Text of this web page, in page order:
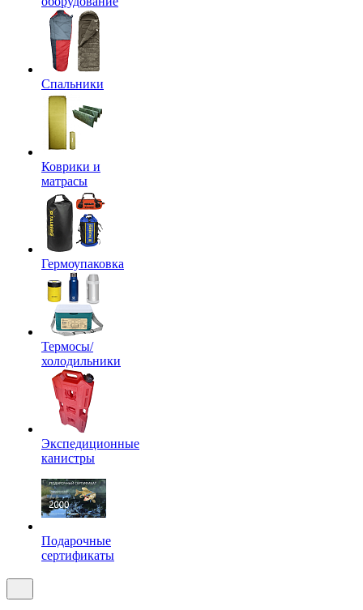
Спальники
Коврики и
матрасы
Гермоупаковка
Термосы/
холодильники
Экспедиционные
канистры
Подарочные
сертификаты